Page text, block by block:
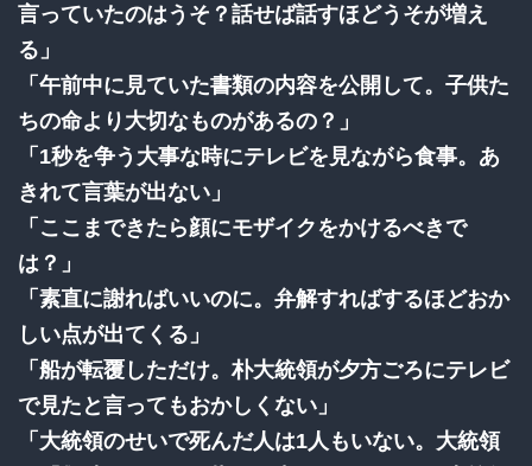
言っていたのはうそ？話せば話すほどうそが増え
る」
「午前中に見ていた書類の内容を公開して。子供た
ちの命より大切なものがあるの？」
「1秒を争う大事な時にテレビを見ながら食事。あ
きれて言葉が出ない」
「ここまできたら顔にモザイクをかけるべきで
は？」
「素直に謝ればいいのに。弁解すればするほどおか
しい点が出てくる」
「船が転覆しただけ。朴大統領が夕方ごろにテレビ
で見たと言ってもおかしくない」
「大統領のせいで死んだ人は1人もいない。大統領